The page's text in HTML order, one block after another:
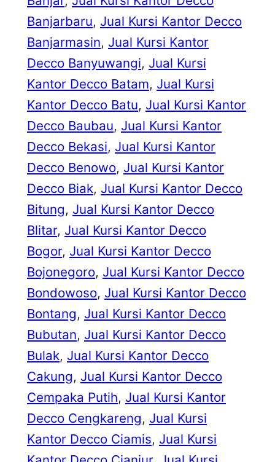
Banjarbaru, Jual Kursi Kantor Decco
Banjarmasin, Jual Kursi Kantor
Decco Banyuwangi, Jual Kursi
Kantor Decco Batam, Jual Kursi
Kantor Decco Batu, Jual Kursi Kantor
Decco Baubau, Jual Kursi Kantor
Decco Bekasi, Jual Kursi Kantor
Decco Benowo, Jual Kursi Kantor
Decco Biak, Jual Kursi Kantor Decco
Bitung, Jual Kursi Kantor Decco
Blitar, Jual Kursi Kantor Decco
Bogor, Jual Kursi Kantor Decco
Bojonegoro, Jual Kursi Kantor Decco
Bondowoso, Jual Kursi Kantor Decco
Bontang, Jual Kursi Kantor Decco
Bubutan, Jual Kursi Kantor Decco
Bulak, Jual Kursi Kantor Decco
Cakung, Jual Kursi Kantor Decco
Cempaka Putih, Jual Kursi Kantor
Decco Cengkareng, Jual Kursi
Kantor Decco Ciamis, Jual Kursi